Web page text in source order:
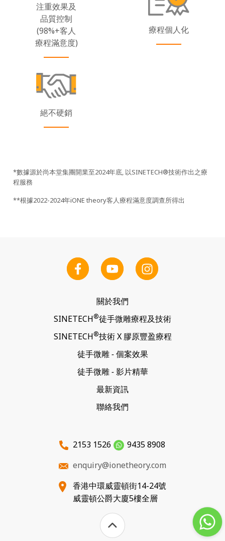
注重效果及
品質控制
(98%+客人
療程滿意度)
絕不硬銷
療程個人化
*數據源於尚本堂集團開業至2024年底, 以SINETECH®技術作出之療
程服務
**根據2022-2024年iONE theory客人療程滿意度調查所得出
關於我們
SINETECH®徒手微雕療程及技術
SINETECH®技術 X 膠原豐盈療程
徒手微雕-個案效果
徒手微雕-影片精華
最新資訊
聯絡我們
2153 1526
9435 8908
enquiry@ionetheory.com
香港中環威靈頓街14-24號
威靈頓公爵大廈5樓全層